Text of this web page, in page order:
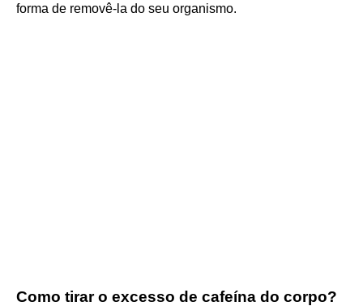
forma de removê-la do seu organismo.
Como tirar o excesso de cafeína do corpo?